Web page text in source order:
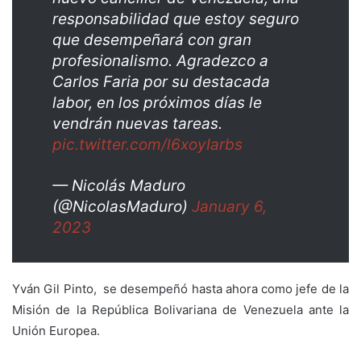
responsabilidad que estoy seguro
que desempeñará con gran
profesionalismo. Agradezco a
Carlos Faria por su destacada
labor, en los próximos días le
vendrán nuevas tareas.
pic.twitter.com/l6xoyIarbs
— Nicolás Maduro
(@NicolasMaduro) January 6,
2023
Yván Gil Pinto, se desempeñó hasta ahora como jefe de la
Misión de la República Bolivariana de Venezuela ante la
Unión Europea.